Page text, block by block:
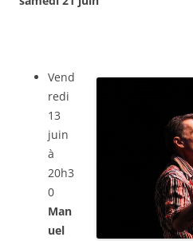
Vend
redi
13
juin
à
20h3
0
Man
uel